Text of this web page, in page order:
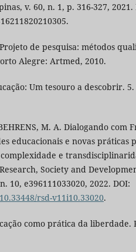
v. 60, n. 1, p. 316-327, 2021.
Projeto de pesquisa: métodos
Alegre: Artmed, 2010.
Um tesouro a descobrir.
M. A. Dialogando
educacionais e novas práticas
e
Society and
10, e396111033020, 2022. DOI:
rsd-v11i10.33020.
como prática da liberdade.